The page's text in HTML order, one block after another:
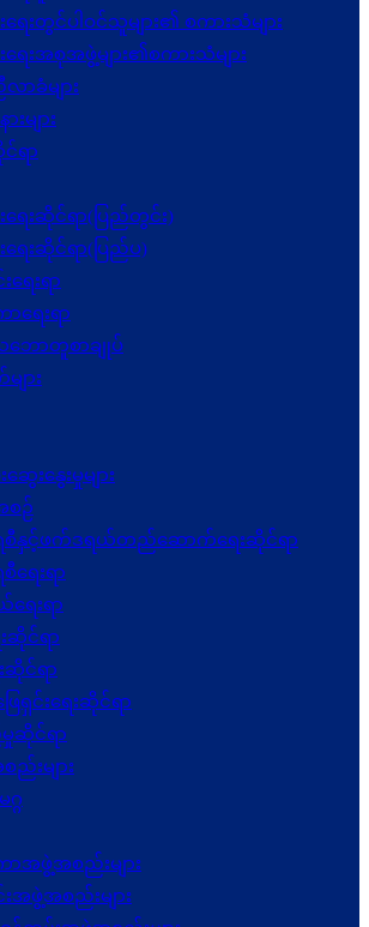
မ်းရေးတွင်ပါဝင်သူများ၏ စကားသံများ
မ်းရေးအစုအဖွဲ့များ၏စကားသံများ
လာခံများ
းများ
င်ရာ
မ်းရေးဆိုင်ရာ(ပြည်တွင်း)
းရေးဆိုင်ရာ(ပြည်ပ)
ရေးရာ
ရေးရာ
ဘောတူစာချုပ်
ျား
ေးနွေးမှုများ
စဉ်
စီနှင့်ဖက်ဒရယ်တည်ဆောက်ရေးဆိုင်ရာ
ရေးရာ
ေးရာ
ဆိုင်ရာ
ဆိုင်ရာ
ေရှင်းရေးဆိုင်ရာ
ဆိုင်ရာ
းများ
ဂ
အဖွဲ့အစည်းများ
အဖွဲ့အစည်းများ